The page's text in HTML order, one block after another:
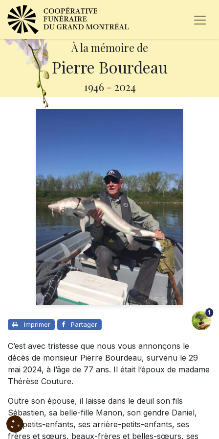
À la mémoire de
Pierre Bourdeau
1946 - 2024
Imprimer Partager
1
C’est avec tristesse que nous vous annonçons le
décès de monsieur Pierre Bourdeau, survenu le 29
mai 2024, à l’âge de 77 ans. Il était l’époux de madame
Thérèse Couture.
Outre son épouse, il laisse dans le deuil son fils
Sébastien, sa belle-fille Manon, son gendre Daniel,
ses petits-enfants, ses arrière-petits-enfants, ses
frères et sœurs, beaux-frères et belles-sœurs, ses